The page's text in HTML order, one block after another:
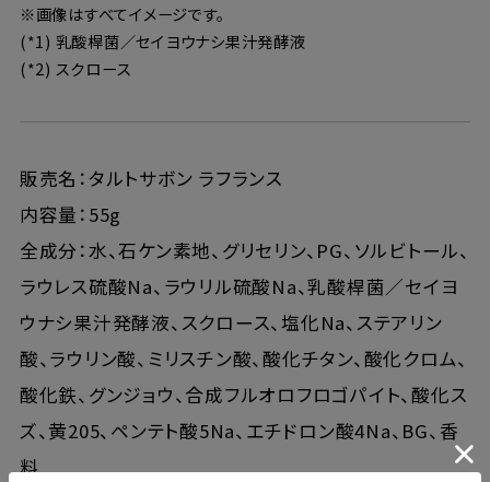
※画像はすべてイメージです。
(*1) 乳酸桿菌／セイヨウナシ果汁発酵液
(*2) スクロース
販売名：タルトサボン ラフランス
内容量：55g
全成分：水、石ケン素地、グリセリン、PG、ソルビトール、
ラウレス硫酸Na、ラウリル硫酸Na、乳酸桿菌／セイヨ
ウナシ果汁発酵液、スクロース、塩化Na、ステアリン
酸、ラウリン酸、ミリスチン酸、酸化チタン、酸化クロム、
酸化鉄、グンジョウ、合成フルオロフロゴパイト、酸化ス
ズ、黄205、ペンテト酸5Na、エチドロン酸4Na、BG、香
料